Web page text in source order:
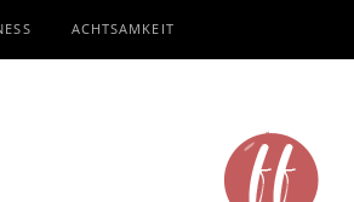
ACHTSAMKEIT